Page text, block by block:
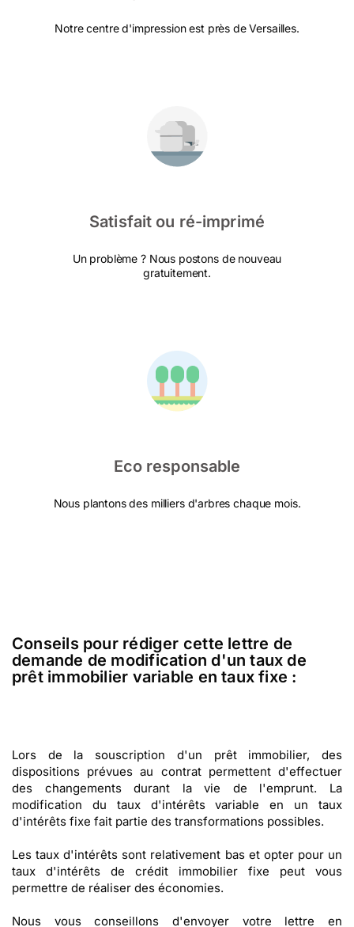
Notre centre d'impression est près de Versailles.
Satisfait ou ré-imprimé
Un problème ? Nous postons de nouveau
gratuitement.
Eco responsable
Nous plantons des milliers d'arbres chaque mois.
Conseils pour rédiger cette lettre de
demande de modification d'un taux de
prêt immobilier variable en taux fixe :
Lors de la souscription d'un prêt immobilier, des
dispositions prévues au contrat permettent d'effectuer
des changements durant la vie de l'emprunt. La
modification du taux d'intérêts variable en un taux
d'intérêts fixe fait partie des transformations possibles.
Les taux d'intérêts sont relativement bas et opter pour un
taux d'intérêts de crédit immobilier fixe peut vous
permettre de réaliser des économies.
Nous vous conseillons d'envoyer votre lettre en